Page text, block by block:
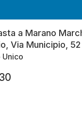
a Marano
Via Municipio, 52
Unico